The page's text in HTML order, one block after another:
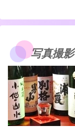
写真撮影